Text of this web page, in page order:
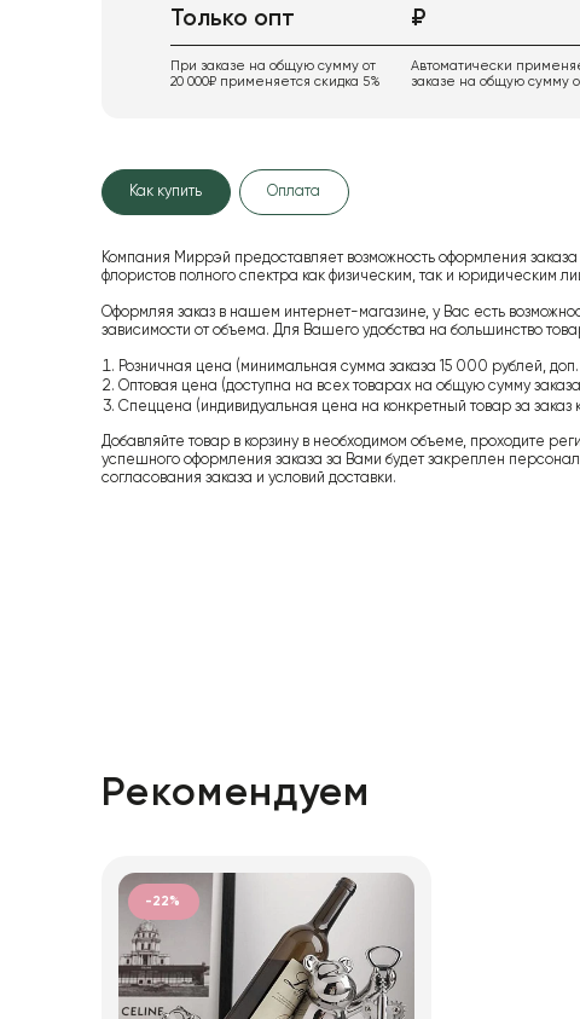
Только опт
При заказе на общую сумму от
20 000₽ применяется скидка 5%
₽
Автоматически
заказе на общую сумму
Как купить Оплата
Компания Миррэй предоставляет возможность оформления
флористов полного спектра как физическим, так и юридическим
Оформляя заказ в нашем интернет-магазине, у Вас есть
зависимости от объема. Для Вашего удобства на большинство
Розничная цена (минимальная сумма заказа 15 000 рублей, доп.
Оптовая цена (доступна на всех товарах на общую сумму
Спеццена (индивидуальная цена на конкретный товар за заказ
Добавляйте товар в корзину в необходимом объеме, проходите
успешного оформления заказа за Вами будет закреплен
согласования заказа и условий доставки.
Рекомендуем
-22%